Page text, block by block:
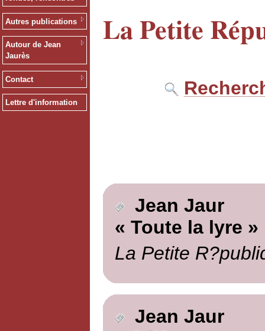
Autres publications
Autour de Jean
Jaurès
Contact
Lettre d'information
La Petite
Jean Jaur
« Toute la lyre »
La Petite
Jean Jaur